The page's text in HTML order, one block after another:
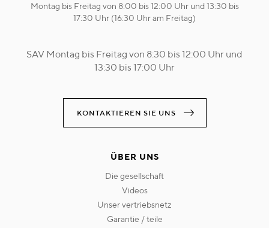
Montag bis Freitag von 8:00 bis 12:00 Uhr und 13:30 bis
17:30 Uhr (16:30 Uhr am Freitag)
SAV Montag bis Freitag von 8:30 bis 12:00 Uhr und
13:30 bis 17:00 Uhr
KONTAKTIEREN SIE UNS
ÜBER UNS
die gesellschaft
videos
unser vertriebsnetz
garantie / teile